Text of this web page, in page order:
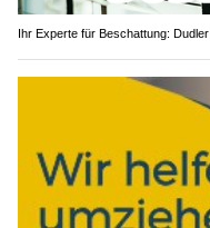
Ihr Experte für Beschattung: